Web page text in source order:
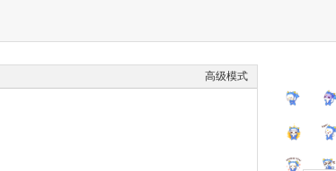
高级模式